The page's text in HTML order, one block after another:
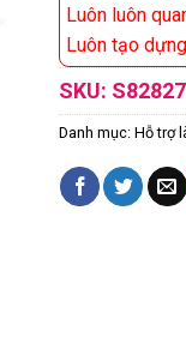
Luôn luôn
Luôn tạo
SKU:
Danh mục: Hỗ trợ